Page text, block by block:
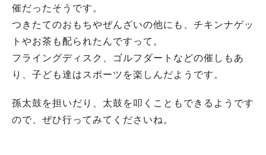
催だったそうです。
つきたてのおもちやぜんざいの他にも、チキンナゲッ
トやお茶も配られたんですって。
フライングディスク、ゴルフダートなどの催しもあ
り、子ども達はスポーツを楽しんだようです。
孫太鼓を担いだり、太鼓を叩くこともできるようです
ので、ぜひ行ってみてくださいね。